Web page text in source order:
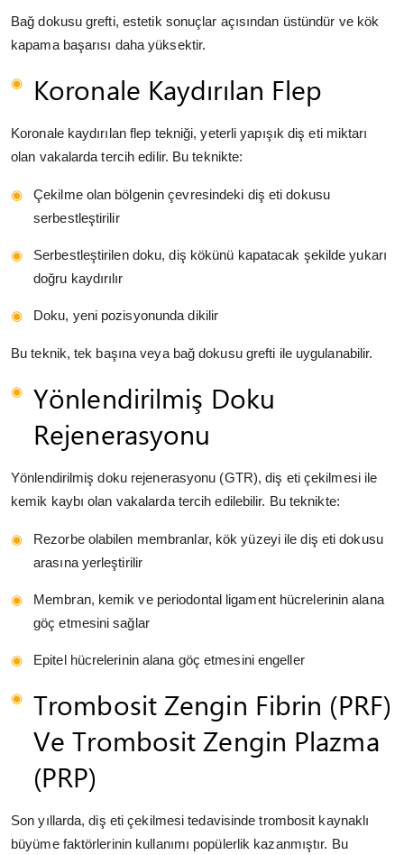
Bağ dokusu grefti, estetik sonuçlar açısından üstündür ve kök
kapama başarısı daha yüksektir.
Koronale Kaydırılan Flep
Koronale kaydırılan flep tekniği, yeterli yapışık diş eti miktarı
olan vakalarda tercih edilir. Bu teknikte:
Çekilme olan bölgenin çevresindeki diş eti dokusu
serbestleştirilir
Serbestleştirilen doku, diş kökünü kapatacak şekilde yukarı
doğru kaydırılır
Doku, yeni pozisyonunda dikilir
Bu teknik, tek başına veya bağ dokusu grefti ile uygulanabilir.
Yönlendirilmiş Doku
Rejenerasyonu
Yönlendirilmiş doku rejenerasyonu (GTR), diş eti çekilmesi ile
kemik kaybı olan vakalarda tercih edilebilir. Bu teknikte:
Rezorbe olabilen membranlar, kök yüzeyi ile diş eti dokusu
arasına yerleştirilir
Membran, kemik ve periodontal ligament hücrelerinin alana
göç etmesini sağlar
Epitel hücrelerinin alana göç etmesini engeller
Trombosit Zengin Fibrin (PRF)
Ve Trombosit Zengin Plazma
(PRP)
Son yıllarda, diş eti çekilmesi tedavisinde trombosit kaynaklı
büyüme faktörlerinin kullanımı popülerlik kazanmıştır. Bu